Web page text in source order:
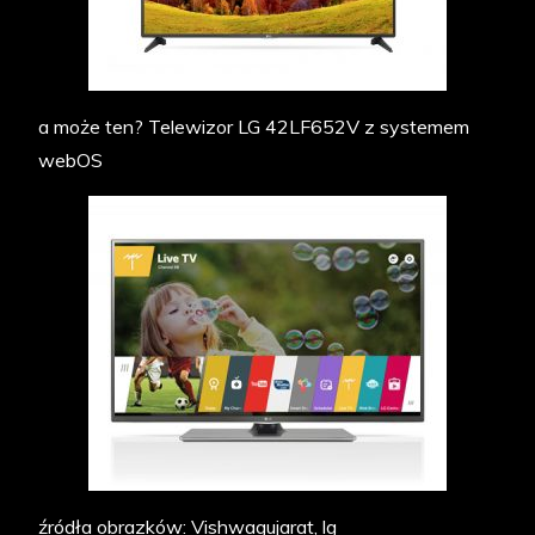
a może ten? Telewizor LG 42LF652V z systemem
webOS
źródła obrazków: Vishwagujarat, lg